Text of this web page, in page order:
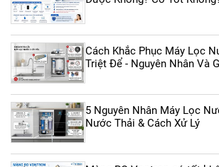
Cách Khắc Phục Máy Lọc
Triệt Để - Nguyên Nhân Và
5 Nguyên Nhân Máy Lọc
Nước Thải & Cách Xử Lý